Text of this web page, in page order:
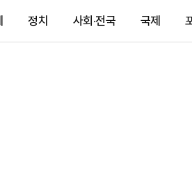
정치 사회·전국 국제